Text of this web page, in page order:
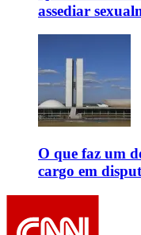
assediar
O que faz um
cargo em